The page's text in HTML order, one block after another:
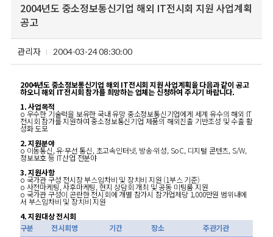
2004년도 중소정보통신기업 해외 IT전시회 지원 사업계획
공고
관리자 2004-03-24 08:30:00
2004년도 중소정보통신기업 해외 IT전시회 지원 사업계획을 다음과 같이 공고
하오니 해외 IT전시회 참가를 희망하는 업체는 신청하여 주시기 바랍니다.
1. 사업목적
o 우수한 기술력을 보유한 국내 유망 중소정보통신기업에게 세계 유수의 해외 IT
전시회 참가를 지원하여 중소정보통신기업 제품의 해외진출 기반조성 및 수출 활
성화 도모
2. 지원분야
o 이동통신, 유·무선 통신, 초고속인터넷, 방송·위성, SoC, 디지털 콘텐츠, S/W,
정보보호 등 IT산업 전분야
3. 지원사항
o 국가관 구성 전시장 부스임차비 및 장치비 지원 (1부스 기준)
o 사전마케팅, 사후마케팅, 현지 상담회 개최 및 공동 미팅룸 지원
o 국가관 구성이 곤란한 전시회에 개별 참가시 참가업체당 1,000만원 범위내에
서 부스임차비 및 장치비 지원
4. 지원대상 전시회
구분
전시회명 기간 장소
주관기관